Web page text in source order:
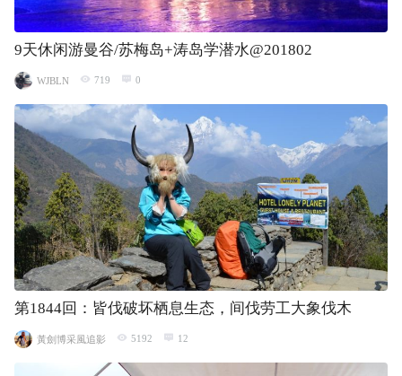
9天休闲游曼谷/苏梅岛+涛岛学潜水@201802
WJBLN 719 0
第1844回：皆伐破坏栖息生态，间伐劳工大象伐木
黃劍博采風追影 5192 12